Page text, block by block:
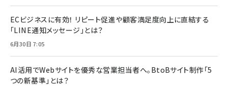
ECビジネスに有効！ リピート促進や顧客満足度向上に直結する
「LINE通知メッセージ」とは？
6月30日 7:05
AI活用でWebサイトを優秀な営業担当者へ。BtoBサイト制作「5
つの新基準」とは？